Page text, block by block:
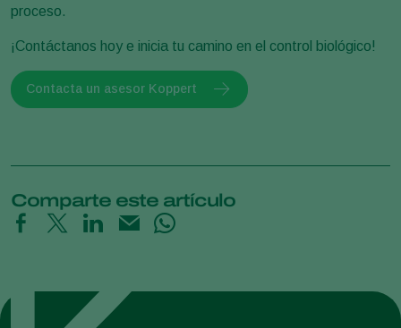
proceso.
¡Contáctanos hoy e inicia tu camino en el control biológico!
Contacta un asesor Koppert
Comparte este artículo